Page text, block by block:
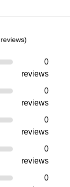
0
reviews
0
reviews
0
reviews
0
reviews
0